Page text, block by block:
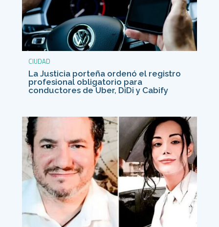
CIUDAD
La Justicia porteña ordenó el registro
profesional obligatorio para
conductores de Uber, DiDi y Cabify